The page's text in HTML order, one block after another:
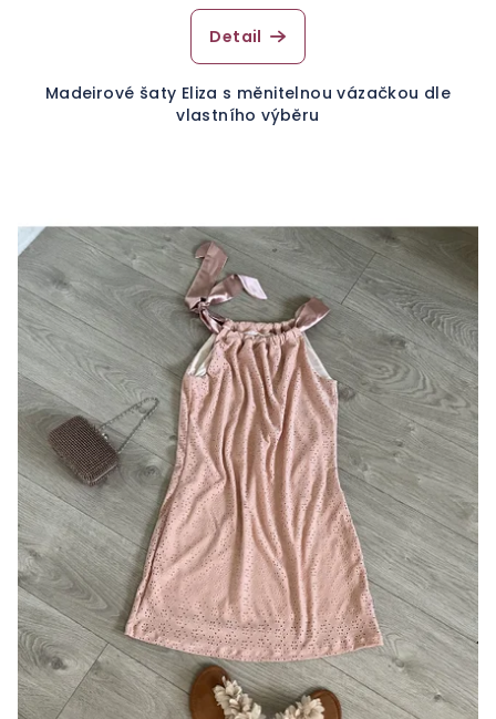
Detail
Madeirové šaty Eliza s měnitelnou vázačkou dle
vlastního výběru